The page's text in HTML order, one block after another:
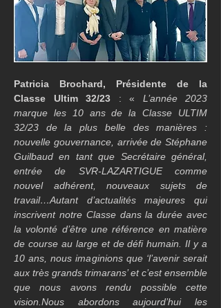
Patricia Brochard, Présidente de la
Classe Ultim 32/23 : « L’année 2023
marque les 10 ans de la Classe ULTIM
32/23 de la plus belle des manières :
nouvelle gouvernance, arrivée de Stéphane
Guilbaud en tant que Secrétaire général,
entrée de SVR-LAZARTIGUE comme
nouvel adhérent, nouveaux sujets de
travail…Autant d’actualités majeures qui
inscrivent notre Classe dans la durée avec
la volonté d’être une référence en matière
de course au large et de défi humain. Il y a
10 ans, nous imaginions que ‘l’avenir serait
aux très grands trimarans’ et c’est ensemble
que nous avons rendu possible cette
vision.Nous abordons aujourd’hui les